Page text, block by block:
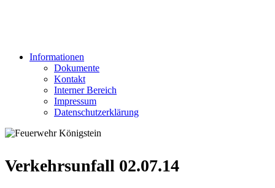
Informationen
Dokumente
Kontakt
Interner Bereich
Impressum
Datenschutzerklärung
Verkehrsunfall 02.07.14